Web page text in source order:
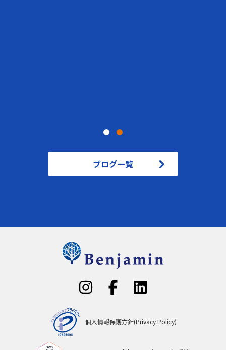
ブログ一覧
個人情報保護方針(Privacy Policy)